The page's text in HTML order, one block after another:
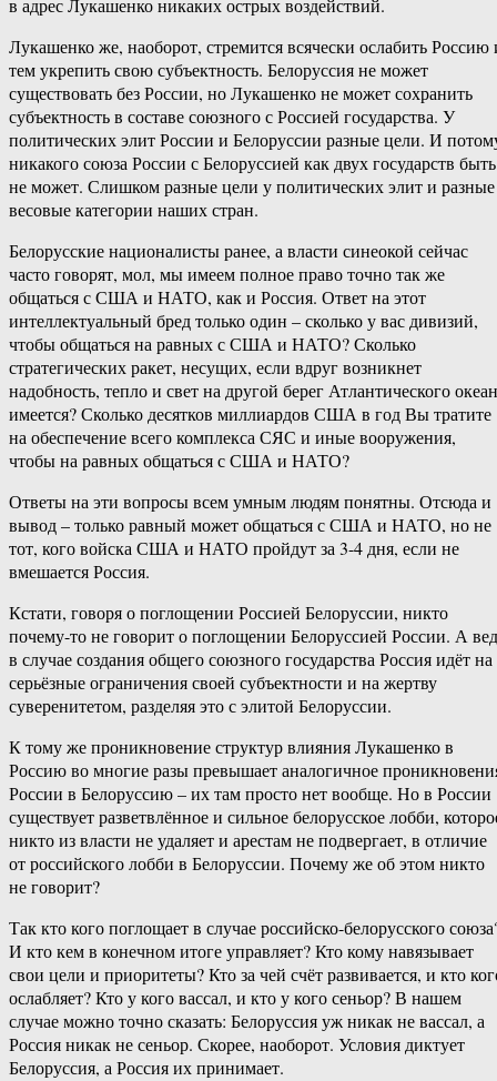
в адрес Лукашенко никаких острых воздействий.
Лукашенко же, наоборот, стремится всячески ослабить Россию
тем укрепить свою субъектность. Белоруссия не может
существовать без России, но Лукашенко не может сохранить
субъектность в составе союзного с Россией государства. У
политических элит России и Белоруссии разные цели. И
никакого союза России с Белоруссией как двух государств быть
не может. Слишком разные цели у политических элит и разные
весовые категории наших стран.
Белорусские националисты ранее, а власти синеокой сейчас
часто говорят, мол, мы имеем полное право точно так же
общаться с США и НАТО, как и Россия. Ответ на этот
интеллектуальный бред только один – сколько у вас дивизий,
чтобы общаться на равных с США и НАТО? Сколько
стратегических ракет, несущих, если вдруг возникнет
надобность, тепло и свет на другой берег Атлантического
имеется? Сколько десятков миллиардов США в год Вы тратите
на обеспечение всего комплекса СЯС и иные вооружения,
чтобы на равных общаться с США и НАТО?
Ответы на эти вопросы всем умным людям понятны. Отсюда и
вывод – только равный может общаться с США и НАТО, но не
тот, кого войска США и НАТО пройдут за 3-4 дня, если не
вмешается Россия.
Кстати, говоря о поглощении Россией Белоруссии, никто
почему-то не говорит о поглощении Белоруссией России. А
в случае создания общего союзного государства Россия идёт на
серьёзные ограничения своей субъектности и на жертву
суверенитетом, разделяя это с элитой Белоруссии.
К тому же проникновение структур влияния Лукашенко в
Россию во многие разы превышает аналогичное
России в Белоруссию – их там просто нет вообще. Но в России
существует разветвлённое и сильное белорусское лобби,
никто из власти не удаляет и арестам не подвергает, в отличие
от российского лобби в Белоруссии. Почему же об этом никто
не говорит?
Так кто кого поглощает в случае российско-белорусского
И кто кем в конечном итоге управляет? Кто кому навязывает
свои цели и приоритеты? Кто за чей счёт развивается, и кто
ослабляет? Кто у кого вассал, и кто у кого сеньор? В нашем
случае можно точно сказать: Белоруссия уж никак не вассал, а
Россия никак не сеньор. Скорее, наоборот. Условия диктует
Белоруссия, а Россия их принимает.